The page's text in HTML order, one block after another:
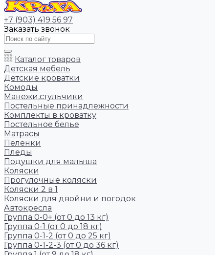
+7 (903) 419 56 97
Заказать звонок
Каталог товаров
Детская мебель
Детские кроватки
Комоды
Манежи,стульчики
Постельные принадлежности
Комплекты в кроватку
Постельное белье
Матрасы
Пеленки
Пледы
Подушки для малыша
Коляски
Прогулочные коляски
Коляски 2 в 1
Коляски для двойни и погодок
Автокресла
Группа 0-0+ (от 0 до 13 кг)
Группа 0-1 (от 0 до 18 кг)
Группа 0-1-2 (от 0 до 25 кг)
Группа 0-1-2-3 (от 0 до 36 кг)